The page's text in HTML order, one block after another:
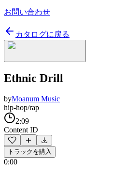
お問い合わせ
カタログに戻る
Ethnic Drill
byMoanum Music
hip-hop/rap
2:09
Content ID
トラックを購入
0:00